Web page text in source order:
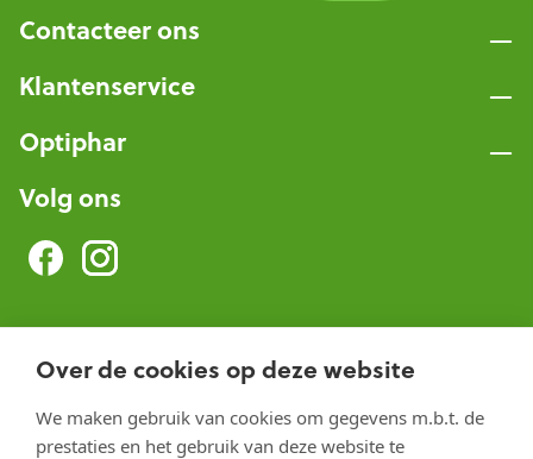
Over de cookies op deze website
We maken gebruik van cookies om gegevens m.b.t. de
prestaties en het gebruik van deze website te
Contacteer ons
Klantenservice
Optiphar
Volg ons
Optiphar Meerhout
Optiphar Geel - Dr. van de Perrestraat